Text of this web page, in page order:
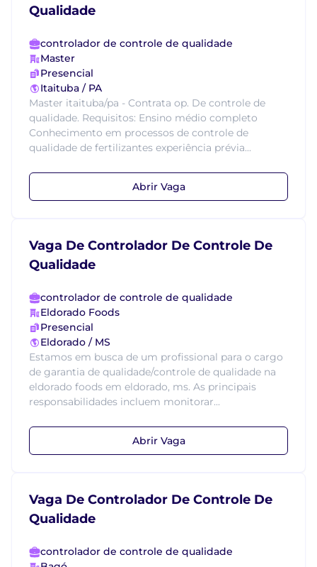
Qualidade
controlador de controle de qualidade
Master
Presencial
Itaituba / PA
Master itaituba/pa - Contrata op. De controle de
qualidade. Requisitos: Ensino médio completo
Conhecimento em processos de controle de
qualidade de fertilizantes experiência prévia...
Abrir Vaga
Vaga De Controlador De Controle De
Qualidade
controlador de controle de qualidade
Eldorado Foods
Presencial
Eldorado / MS
Estamos em busca de um profissional para o cargo
de garantia de qualidade/controle de qualidade na
eldorado foods em eldorado, ms. As principais
responsabilidades incluem monitorar...
Abrir Vaga
Vaga De Controlador De Controle De
Qualidade
controlador de controle de qualidade